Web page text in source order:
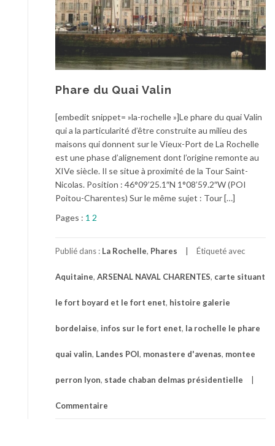
Phare du Quai Valin
[embedit snippet= »la-rochelle »]Le phare du quai Valin
qui a la particularité d’être construite au milieu des
maisons qui donnent sur le Vieux-Port de La Rochelle
est une phase d’alignement dont l’origine remonte au
XIVe siècle. Il se situe à proximité de la Tour Saint-
Nicolas. Position : 46°09’25.1″N 1°08’59.2″W (POI
Poitou-Charentes) Sur le même sujet : Tour […]
Pages : 1 2
Publié dans : La Rochelle, Phares Étiqueté avec
Aquitaine, ARSENAL NAVAL CHARENTES, carte situant
le fort boyard et le fort enet, histoire galerie
bordelaise, infos sur le fort enet, la rochelle le phare
quai valin, Landes POI, monastere d'avenas, montee
perron lyon, stade chaban delmas présidentielle
Commentaire